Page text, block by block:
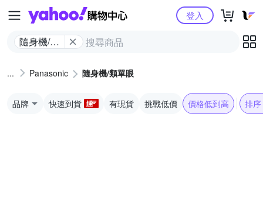
Yahoo購物中心
隨身機/類
登入
Panasonic 隨身機/類單眼
品牌 快速到貨 有現貨 挑戰低價 價格低到高 排序